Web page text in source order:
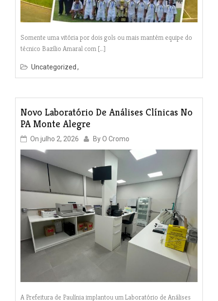
Somente uma vitória por dois gols ou mais mantém equipe do
técnico Bazílio Amaral com […]
Uncategorized
Novo Laboratório De Análises Clínicas No
PA Monte Alegre
On julho 2, 2026 ByO Cromo
A Prefeitura de Paulínia implantou um Laboratório de Análises